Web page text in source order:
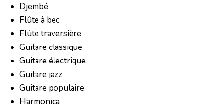
Djembé
Flûte à bec
Flûte traversière
Guitare classique
Guitare électrique
Guitare jazz
Guitare populaire
Harmonica